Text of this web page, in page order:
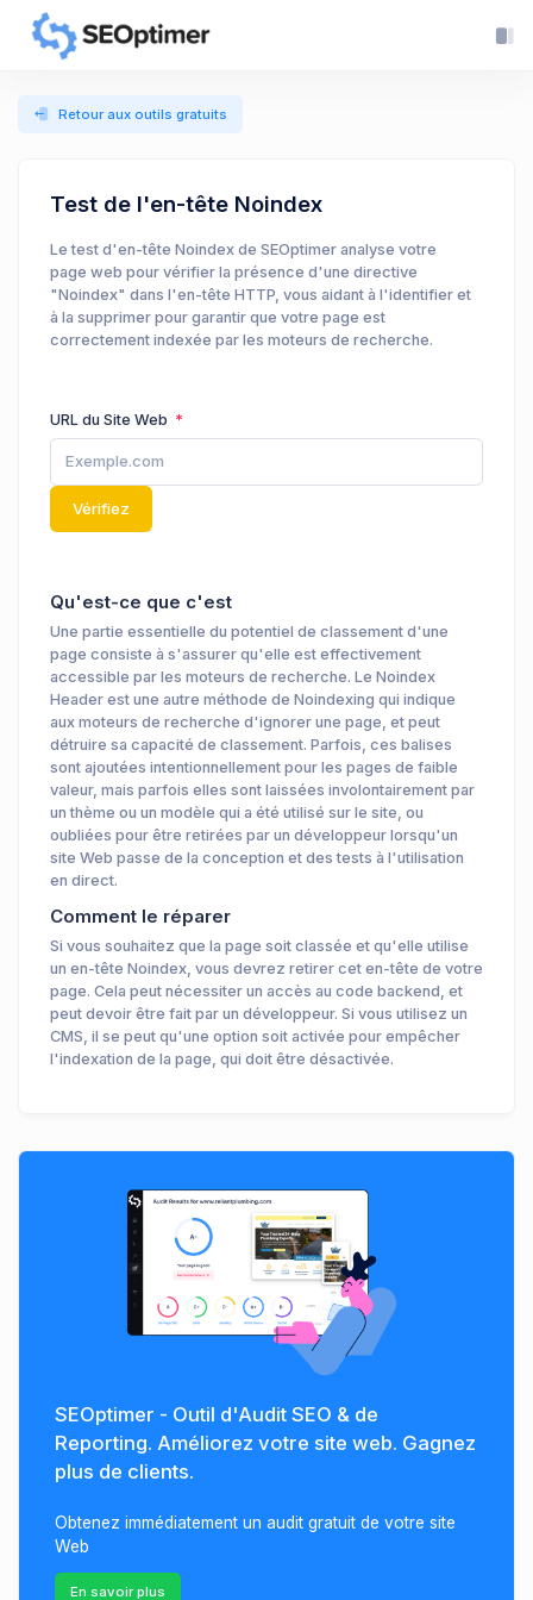
Retour aux outils gratuits
Test de l'en-tête Noindex
Le test d'en-tête Noindex de SEOptimer analyse votre
page web pour vérifier la présence d'une directive
"Noindex" dans l'en-tête HTTP, vous aidant à l'identifier et
à la supprimer pour garantir que votre page est
correctement indexée par les moteurs de recherche.
URL du Site Web
Vérifiez
Qu'est-ce que c'est
Une partie essentielle du potentiel de classement d'une
page consiste à s'assurer qu'elle est effectivement
accessible par les moteurs de recherche. Le Noindex
Header est une autre méthode de Noindexing qui indique
aux moteurs de recherche d'ignorer une page, et peut
détruire sa capacité de classement. Parfois, ces balises
sont ajoutées intentionnellement pour les pages de faible
valeur, mais parfois elles sont laissées involontairement par
un thème ou un modèle qui a été utilisé sur le site, ou
oubliées pour être retirées par un développeur lorsqu'un
site Web passe de la conception et des tests à l'utilisation
en direct.
Comment le réparer
Si vous souhaitez que la page soit classée et qu'elle utilise
un en-tête Noindex, vous devrez retirer cet en-tête de votre
page. Cela peut nécessiter un accès au code backend, et
peut devoir être fait par un développeur. Si vous utilisez un
CMS, il se peut qu'une option soit activée pour empêcher
l'indexation de la page, qui doit être désactivée.
SEOptimer - Outil d'Audit SEO & de
Reporting. Améliorez votre site web. Gagnez
plus de clients.
Obtenez immédiatement un audit gratuit de votre site
Web
En savoir plus